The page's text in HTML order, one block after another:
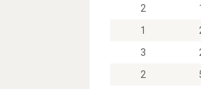
2
1
3
2